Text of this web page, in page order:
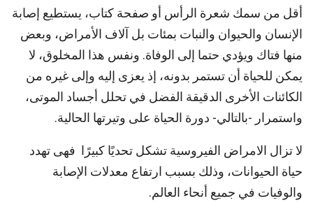
أقل من سمك شعرة الرأس أو صفحة كتاب، يستطيع إصابة
الإنسان والحيوان والنبات بمئات بل آلاف الأمراض، وبعض
منها فتاك ويؤدي حتما إلى الوفاة. ونفس هذا المخلوق، لا
يمكن للحياة أن تستمر بدونه، إذ يعزى إليه وإلى غيره من
الكائنات الأخرى الدقيقة الفضل في تحلل أجساد الموتى،
واستمرار -بالتالي- دورة الحياة على وتيرتها الحالية.
لا تزال الامراض الفيروسية تشكل تحديًا كبيرًا فهى تهدد
حياة الحيوانات، وذلك بسبب ارتفاع معدلات الإصابة
والوفيات في جميع أنحاء العالم.